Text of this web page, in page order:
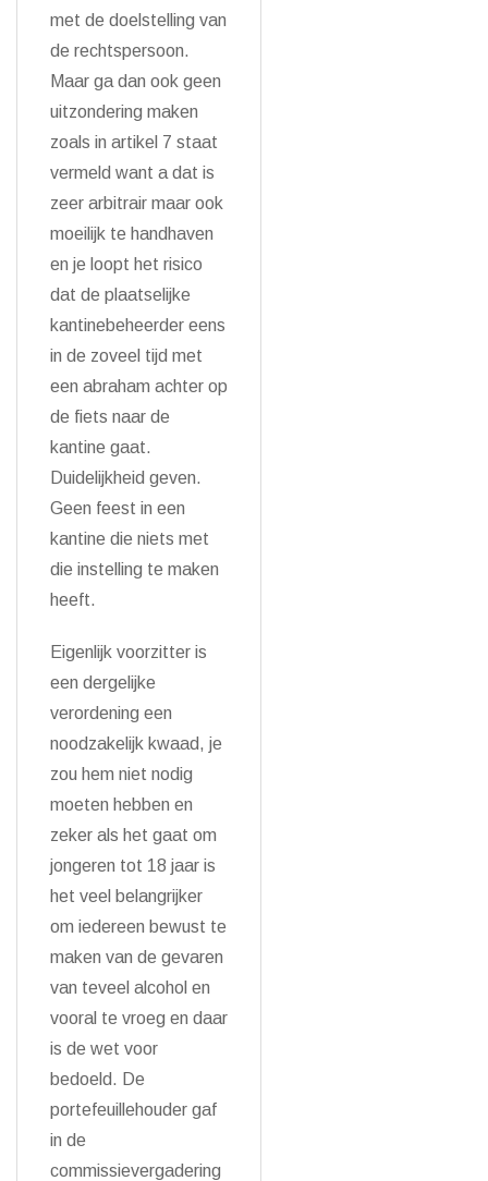
met de doelstelling van
de rechtspersoon.
Maar ga dan ook geen
uitzondering maken
zoals in artikel 7 staat
vermeld want a dat is
zeer arbitrair maar ook
moeilijk te handhaven
en je loopt het risico
dat de plaatselijke
kantinebeheerder eens
in de zoveel tijd met
een abraham achter op
de fiets naar de
kantine gaat.
Duidelijkheid geven.
Geen feest in een
kantine die niets met
die instelling te maken
heeft.
Eigenlijk voorzitter is
een dergelijke
verordening een
noodzakelijk kwaad, je
zou hem niet nodig
moeten hebben en
zeker als het gaat om
jongeren tot 18 jaar is
het veel belangrijker
om iedereen bewust te
maken van de gevaren
van teveel alcohol en
vooral te vroeg en daar
is de wet voor
bedoeld. De
portefeuillehouder gaf
in de
commissievergadering